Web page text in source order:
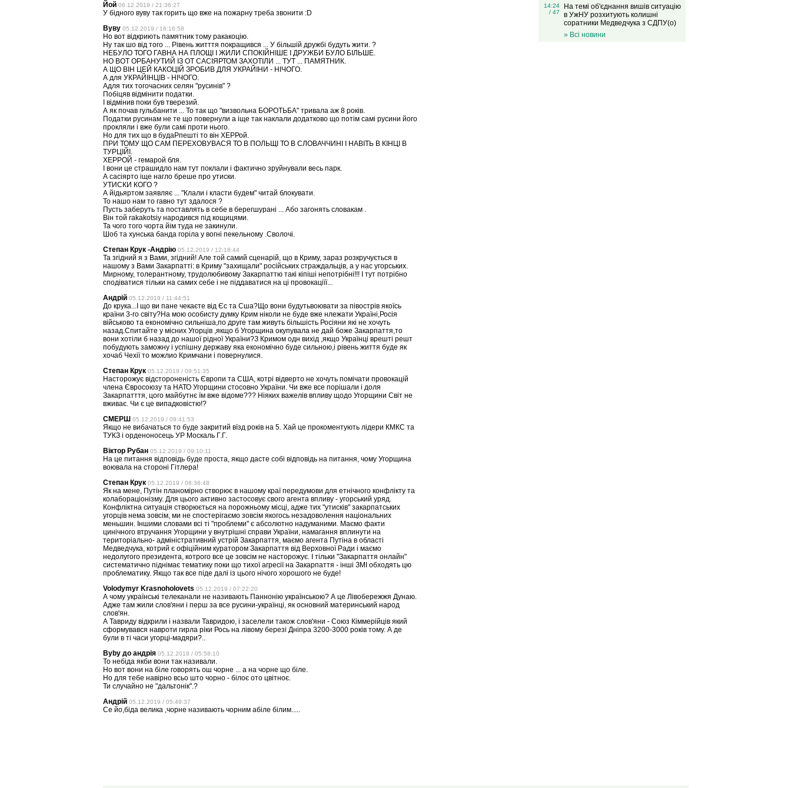
Йой 06.12.2019 / 21:36:27
У бідного вуву так горить що вже на пожарну треба звонити :D
Вуву 05.12.2019 / 16:16:58
Но вот відкриють памятник тому ракакоцію.
Ну так шо від того ... Рівень житття покращився ... У більшій дружбі будуть жити. ?
НЕБУЛО ТОГО ГАВНА НА ПЛОЩІ І ЖИЛИ СПОКІЙНІШЕ І ДРУЖБИ БУЛО БІЛЬШЕ.
НО ВОТ ОРБАНУТИЙ ІЗ ОТ САСІЯРТОМ ЗАХОТІЛИ ... ТУТ ... ПАМЯТНИК.
А ЩО ВІН ЦЕЙ КАКОЦІЙ ЗРОБИВ ДЛЯ УКРАЙІНИ - НІЧОГО.
А для УКРАЙІНЦІВ - НІЧОГО.
Адля тих тогочасних селян "русинів" ?
Побіцяв відмінити податки.
І відмінив поки був тверезий.
А як почав гульбанити ... То так що "визвольна БОРОТЬБА" тривала аж 8 років.
Податки русинам не те що повернули а іще так наклали додатково що потім самі русини його
прокляли і вже були самі проти нього.
Но для тих що в будаРпешті то він ХЕРРой.
ПРИ ТОМУ ЩО САМ ПЕРЕХОВУВАСЯ ТО В ПОЛЬЩІ ТО В СЛОВАЧЧИНІ І НАВІТЬ В КІНЦІ В
ТУРЦІЙІ.
ХЕРРОЙ - гемарой бля.
І вони це страшидло нам тут поклали і фактично зруйнували весь парк.
А сасіярто іще нагло бреше про утиски.
УТИСКИ КОГО ?
А йідьяртом заявляє ... "Клали і класти будем" читай блокувати.
То нашо нам то гавно тут здалося ?
Пусть заберуть та поставлять в себе в берегшурані ... Або загонять словакам .
Він той rakakotsiy народився під кощицями.
Та чого того чорта йім туда не закинули.
Шоб та хунська банда горіла у вогні пекельному .Сволочі.
Степан Крук -Андрію 05.12.2019 / 12:18:44
Та згідний я з Вами, згідний! Але той самий сценарій, що в Криму, зараз розкручується в
нашому з Вами Закарпатті: в Криму "захищали" російських страждальців, а у нас угорських.
Мирному, толерантному, трудолюбивому Закарпаттю такі кіпіші непотрібні!!! І тут потрібно
сподіватися тільки на самих себе і не піддаватися на ці провокаціїї...
Андрій 05.12.2019 / 11:44:51
До крука...І що ви пане чекаєте від Єс та Сша?Що вони будутьвоювати за півострів якоїсь
країни 3-го світу?На мою особисту думку Крим ніколи не буде вже нлежати Україні,Росія
військово та економічно сильніша,по друге там живуть більшість Росіяни які не хочуть
назад.Спитайте у місних Угорців ,якщо б Угорщина окупувала не дай боже Закарпаття,то
вони хотіли б назад до нашої рідної України?З Кримом одн вихід ,якщо Українці врешті решт
побудують заможну і успішну державу яка економічно буде сильною,і рівень життя буде як
хочаб Чехії то можлио Кримчани і повернулися.
Степан Крук 05.12.2019 / 09:51:35
Насторожує відстороненість Європи та США, котрі відверто не хочуть помічати провокацій
члена Євросоюзу та НАТО Угорщини стосовно України. Чи вже все порішали і доля
Закарпатття, цого майбутнє їм вже відоме??? Ніяких важелів впливу щодо Угорщини Світ не
вживає. Чи є це випадковістю!?
СМЕРШ 05.12.2019 / 09:41:53
Якщо не вибачаться то буде закритий вїзд років на 5. Хай це прокоментують лідери КМКС та
ТУКЗ і орденоносець УР Москаль Г.Г.
Віктор Рубан 05.12.2019 / 09:10:11
На це питання відповідь буде проста, якщо дасте собі відповідь на питання, чому Угорщина
воювала на стороні Гітлера!
Степан Крук 05.12.2019 / 08:36:48
Як на мене, Путін планомірно створює в нашому краї передумови для етнічного конфлікту та
колабораціонізму. Для цього активно застосовує свого агента впливу - угорський уряд.
Конфліктна ситуація створюється на порожньому місці, адже тих "утисків" закарпатських
угорців нема зовсім, ми не спостерігаємо зовсім якогось незадоволення національних
меньшин. Іншими словами всі ті "проблеми" є абсолютно надуманими. Маємо факти
цинічного втручання Угорщини у внутрішні справи України, намагання вплинути на
територіально- адміністративний устрій Закарпаття, маємо агента Путіна в області
Медведчука, котрий є офіційним куратором Закарпаття від Верховної Ради і маємо
недолугого президента, котрого все це зовсім не насторожує. І тільки "Закарпаття онлайн"
систематично піднімає тематику поки що тихої агресії на Закарпаття - інші ЗМІ обходять цю
проблематику. Якщо так все піде далі із цього нічого хорошого не буде!
Volodymyr Krasnoholovets 05.12.2019 / 07:22:20
А чому українські телеканали не називають Паннонію українською? А це Лівобережжя Дунаю.
Адже там жили слов'яни і перш за все русини-українці, як основний материнський народ
слов'ян.
А Тавриду відкрили і назвали Тавридою, і заселели також слов'яни - Союз Кіммерійців який
сформувався навроти гирла ріки Рось на лівому березі Дніпра 3200-3000 років тому. А де
були в ті часи угорці-мадяри?..
Byby до андрія 05.12.2019 / 05:58:10
То небіда якби вони так називали.
Но вот вони на біле говорять ош чорне ... а на чорне що біле.
Но для тебе навірно всьо што чорно - білоє ото цвітноє.
Ти случайно не "дальтонік".?
Андрій 05.12.2019 / 05:49:37
Се йо,біда велика ,чорне називають чорним абіле білим.....
14:24
/ 47
На темі об'єднання вишів ситуацію
в УжНУ розхитують колишні
соратники Медведчука з СДПУ(о)
» Всі новини